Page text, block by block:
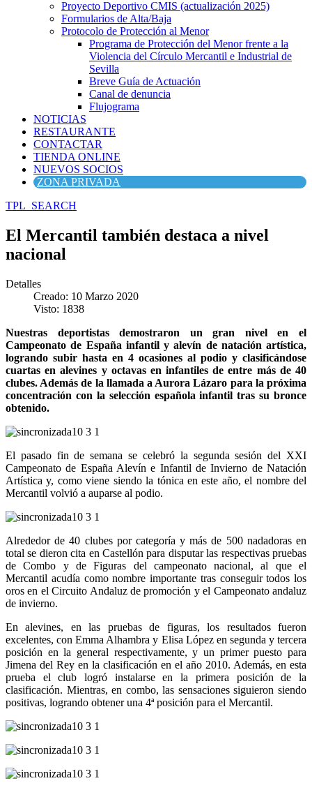
Proyecto Deportivo CMIS (actualización 2025)
Formularios de Alta/Baja
Protocolo de Protección al Menor
Programa de Protección del Menor frente a la
Violencia del Círculo Mercantil e Industrial de
Sevilla
Breve Guía de Actuación
Canal de denuncia
Flujograma
NOTICIAS
RESTAURANTE
CONTACTAR
TIENDA ONLINE
NUEVOS SOCIOS
ZONA PRIVADA
TPL_SEARCH
El Mercantil también destaca a nivel
nacional
Detalles
Creado: 10 Marzo 2020
Visto: 1838
Nuestras deportistas demostraron un gran nivel en el
Campeonato de España infantil y alevín de natación artística,
logrando subir hasta en 4 ocasiones al podio y clasificándose
cuartas en alevines y octavas en infantiles de entre más de 40
clubes. Además de la llamada a Aurora Lázaro para la próxima
concentración con la selección española infantil tras su bronce
obtenido.
El pasado fin de semana se celebró la segunda sesión del XXI
Campeonato de España Alevín e Infantil de Invierno de Natación
Artística y, como viene siendo la tónica en este año, el nombre del
Mercantil volvió a auparse al podio.
Alrededor de 40 clubes por categoría y más de 500 nadadoras en
total se dieron cita en Castellón para disputar las respectivas pruebas
de Combo y de Figuras del campeonato nacional, al que el
Mercantil acudía como nombre importante tras conseguir todos los
oros en el Circuito Andaluz de promoción y el Campeonato andaluz
de invierno.
En alevines, en las pruebas de figuras, los resultados fueron
excelentes, con Emma Alhambra y Elisa López en segunda y tercera
posición en la general respectivamente, y un primer puesto para
Jimena del Rey en la clasificación en el año 2010. Además, en esta
prueba el club logró instalarse en la primera posición de la
clasificación. Mientras, en combo, las sensaciones siguieron siendo
positivas, logrando obtener una 4ª posición para el Mercantil.